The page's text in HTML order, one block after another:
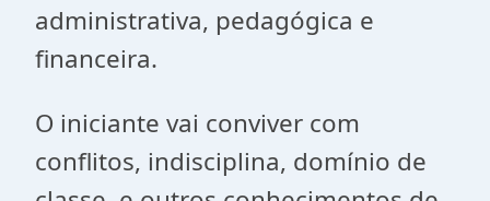
administrativa, pedagógica e
financeira.
O iniciante vai conviver com
conflitos, indisciplina, domínio de